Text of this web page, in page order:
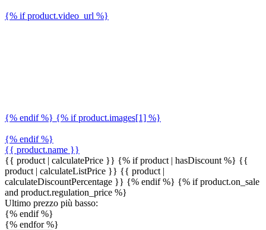
{% if product.video_url %}
{% endif %} {% if product.images[1] %}
{% endif %}
{{ product.name }}
{{ product | calculatePrice }} {% if product | hasDiscount %} {{
product | calculateListPrice }} {{ product |
calculateDiscountPercentage }} {% endif %} {% if product.on_sale
and product.regulation_price %}
Ultimo prezzo più basso:
{% endif %}
{% endfor %}